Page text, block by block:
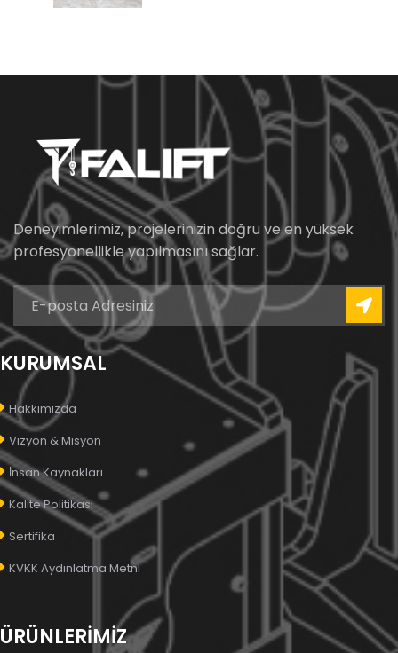
Deneyimlerimiz, projelerinizin doğru ve en yüksek
profesyonellikle yapılmasını sağlar.
KURUMSAL
Hakkımızda
Vizyon & Misyon
İnsan Kaynakları
Kalite Politikası
Sertifika
KVKK Aydınlatma Metni
ÜRÜNLERİMİZ